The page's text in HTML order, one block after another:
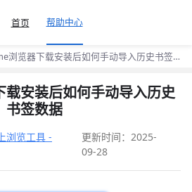
首页 帮助中心
浏览器下载安装后如何手动导入历史书签
安装后如何手动导入历史
书签数据
浏览工具 -
更新时间：2025-
09-28